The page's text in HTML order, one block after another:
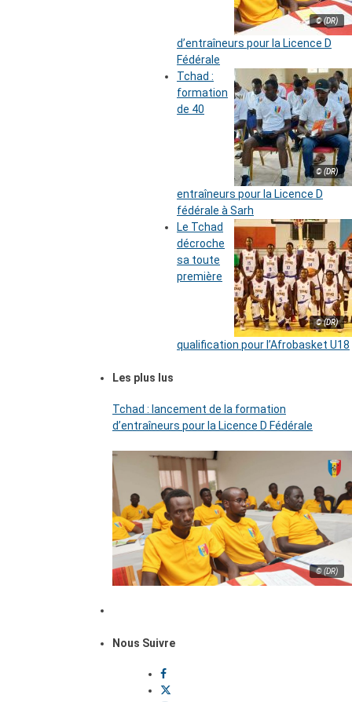
© (DR)
d’entraîneurs pour la Licence D
Fédérale
© (DR)
Tchad :
formation
de 40
entraîneurs pour la Licence D
fédérale à Sarh
© (DR)
Le Tchad
décroche
sa toute
première
qualification pour l’Afrobasket U18
Les plus lus
Tchad : lancement de la formation
d’entraîneurs pour la Licence D Fédérale
© (DR)
Nous Suivre